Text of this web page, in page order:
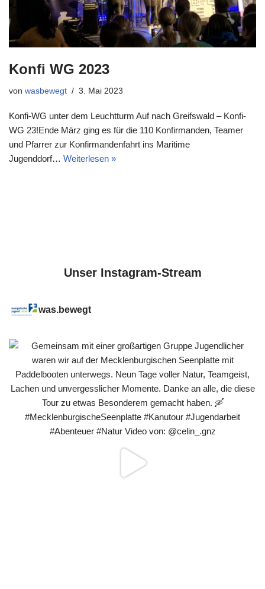
Konfi WG 2023
von wasbewegt 3. Mai 2023
Konfi-WG unter dem Leuchtturm Auf nach Greifswald – Konfi-
WG 23!Ende März ging es für die 110 Konfirmanden, Teamer
und Pfarrer zur Konfirmandenfahrt ins Maritime
Jugenddorf… Weiterlesen »
Unser Instagram-Stream
was.bewegt